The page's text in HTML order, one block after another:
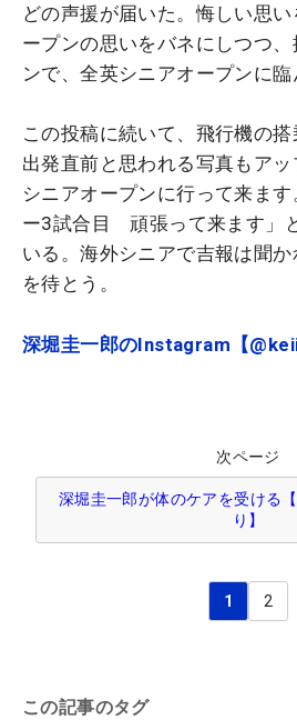
どの声援が届いた。悔しい思
ープンの思いをバネにしつつ
ンで、全英シニアオープンに臨
この投稿に続いて、飛行機の
出発直前と思われる写真もア
シニアオープンに行って来ま
ー3試合目 頑張って来ます」
いる。海外シニアで吉報は聞
を待とう。
深堀圭一郎のInstagram【
次ページ
深堀圭一郎が体のケアを受ける
り】
1 2
この記事のタグ